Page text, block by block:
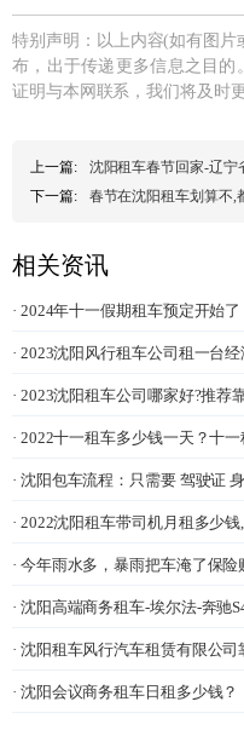
特别声明：以上内容(如有图
布，出于传递更多信息之目的
证明与本网联系，我们将及时
上一篇:
沈阳租车春节回家-辽宁
下一篇:
春节在沈阳租车划算不,
相关资讯
· 2024年十一假期租车预定开始了
· 2023沈阳风行租车公司租一台
· 2023沈阳租车公司哪家好?推荐
· 2022十一租车多少钱一天？十
· 沈阳包车流程：只需要 驾驶证
· 2022沈阳租车带司机月租多少
· 今年雨水多，暴雨把车淹了保险
· 沈阳高端商务租车-埃尔法-奔驰
· 沈阳租车风行汽车租赁有限公司
· 沈阳会议商务租车日租多少钱？